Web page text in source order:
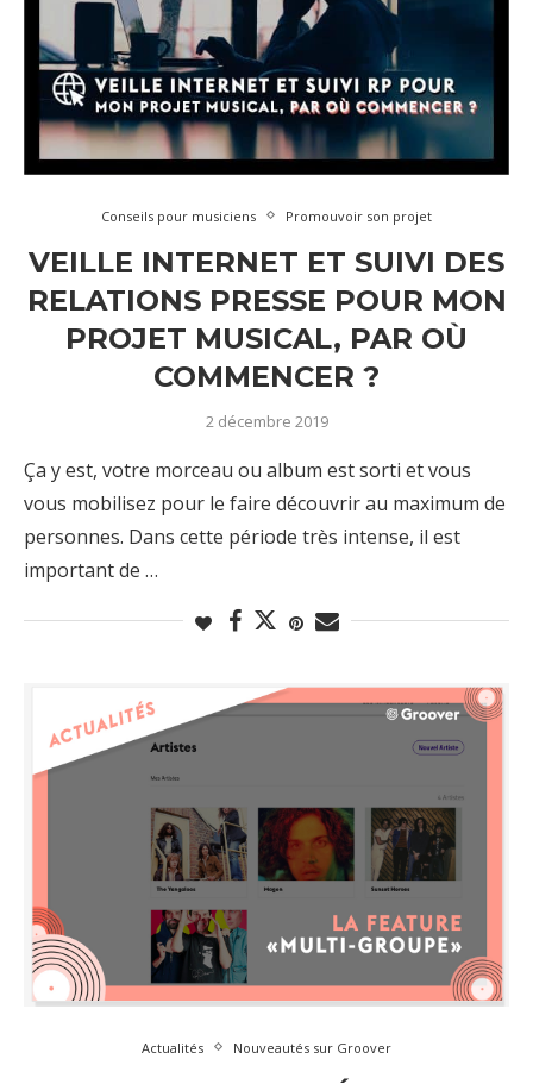
Conseils pour musiciens Promouvoir son projet
VEILLE INTERNET ET SUIVI DES
RELATIONS PRESSE POUR MON
PROJET MUSICAL, PAR OÙ
COMMENCER ?
2 décembre 2019
Ça y est, votre morceau ou album est sorti et vous
vous mobilisez pour le faire découvrir au maximum de
personnes. Dans cette période très intense, il est
important de …
Actualités Nouveautés sur Groover